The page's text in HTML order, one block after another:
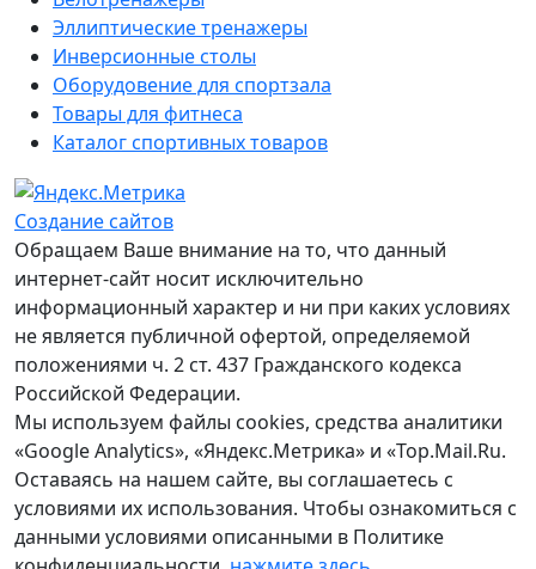
Эллиптические тренажеры
Инверсионные столы
Оборудовение для спортзала
Товары для фитнеса
Каталог спортивных товаров
Создание сайтов
Обращаем Ваше внимание на то, что данный
интернет-сайт носит исключительно
информационный характер и ни при каких условиях
не является публичной офертой, определяемой
положениями ч. 2 ст. 437 Гражданского кодекса
Российской Федерации.
Мы используем файлы cookies, средства аналитики
«Google Analytics», «Яндекс.Метрика» и «Top.Mail.Ru.
Оставаясь на нашем сайте, вы соглашаетесь с
условиями их использования. Чтобы ознакомиться с
данными условиями описанными в Политике